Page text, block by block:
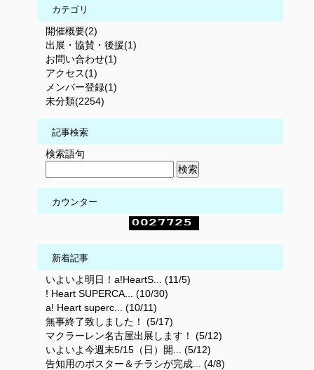
カテゴリ
開催概要(2)
出展・協賛・後援(1)
お問い合わせ(1)
アクセス(1)
メンバー登録(1)
未分類(2254)
記事検索
検索語句
カウンター
新着記事
いよいよ明日！a!HeartS... (11/5)
! Heart SUPERCA... (10/30)
a! Heart superc... (10/11)
無事終了致しました！ (5/17)
マクラーレン名古屋出展します！ (5/12)
いよいよ今週末5/15（日）開... (5/12)
告知用のポスター＆チラシが完成... (4/8)